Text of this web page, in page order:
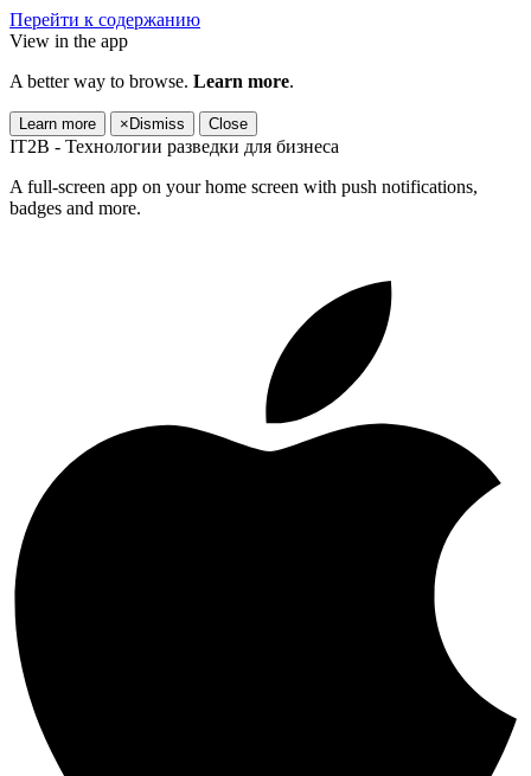
Перейти к содержанию
View in the app
A better way to browse. Learn more.
Learn more × Dismiss Close
IT2B - Технологии разведки для бизнеса
A full-screen app on your home screen with push notifications,
badges and more.